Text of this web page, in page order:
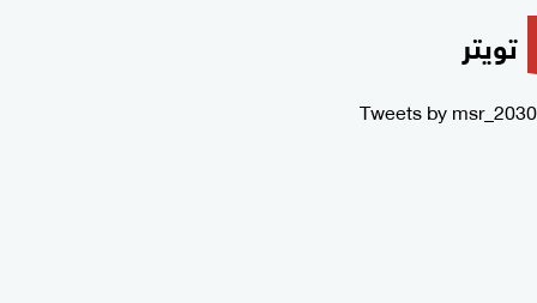
تويتر
Tweets by msr_2030